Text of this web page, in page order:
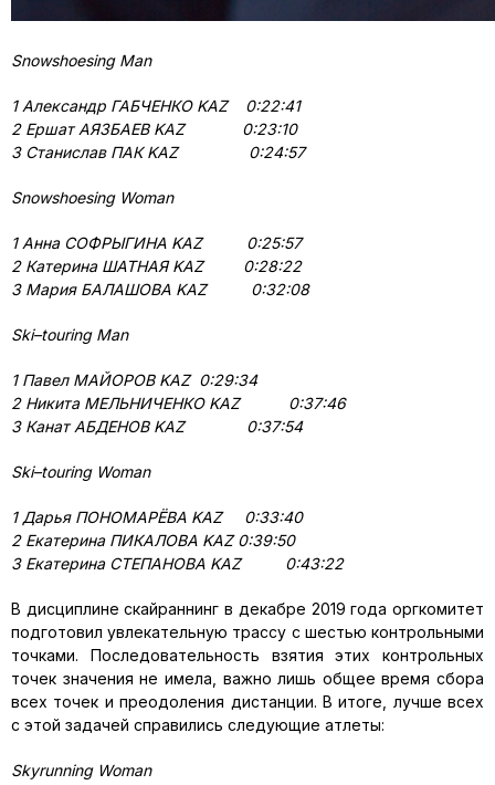
Snowshoesing Man
1 Александр ГАБЧЕНКО KAZ0:22:41
2 Ершат АЯЗБАЕВ KAZ0:23:10
3 Станислав ПАКKAZ0:24:57
Snowshoesing Woman
1 Анна СОФРЫГИНА KAZ0:25:57
2 Катерина ШАТНАЯKAZ0:28:22
3 Мария БАЛАШОВА KAZ0:32:08
Ski–touring Man
1 Павел МАЙОРОВ KAZ0:29:34
2 Никита МЕЛЬНИЧЕНКО KAZ0:37:46
3 Канат АБДЕНОВ KAZ0:37:54
Ski–touring Woman
1 Дарья ПОНОМАРЁВА KAZ0:33:40
2 Екатерина ПИКАЛОВА KAZ0:39:50
3 Екатерина СТЕПАНОВА KAZ0:43:22
В дисциплине скайраннинг в декабре 2019 года оргкомитет
подготовил увлекательную трассу с шестью контрольными
точками. Последовательность взятия этих контрольных
точек значения не имела, важно лишь общее время сбора
всех точек и преодоления дистанции. В итоге, лучше всех
с этой задачей справились следующие атлеты:
Skyrunning Woman